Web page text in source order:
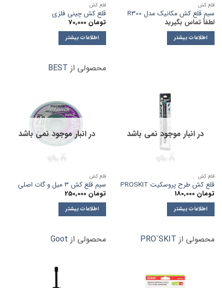
قلع کش
سیم قلع کش مکانیک مدل R300
لطفاً تماس بگیرید
اطلاعات بیشتر
قلع کش
قلع کش چینی فلزی
تومان
اطلاعات بیشتر
محصولی از BEST
در انبار موجود نمی باشد
قلع کش
قلع کش طرح پروسکیت PROSKIT
تومان
اطلاعات بیشتر
محصولی از PRO`SKIT
در انبار موجود نمی باشد
قلع کش
سیم قلع کش 3 میل و گات اصلی
تومان
اطلاعات بیشتر
محصولی از Goot